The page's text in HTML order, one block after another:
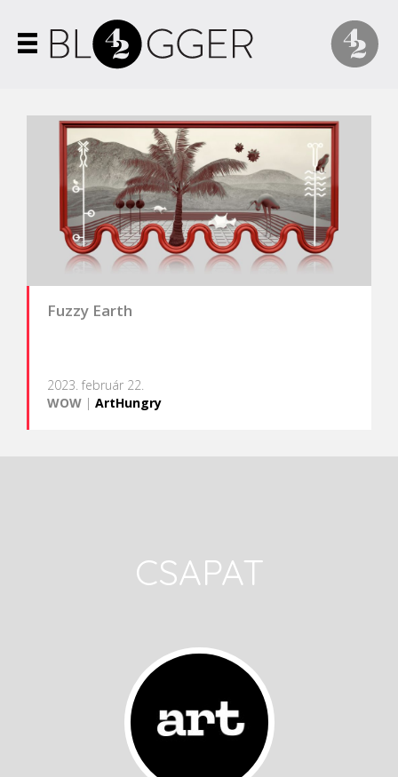
Fuzzy Earth
2023. február 22.
WOW | ArtHungry
CSAPAT